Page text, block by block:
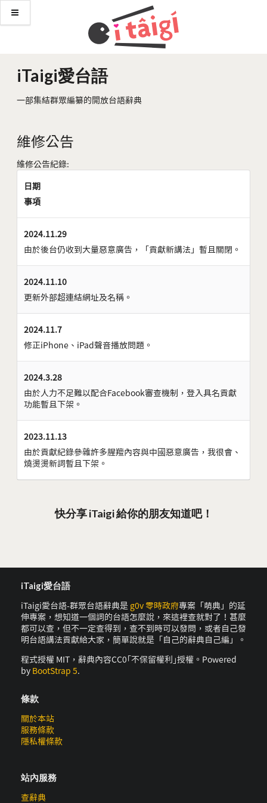
iTaigi愛台語
一部集結群眾編纂的開放台語辭典
維修公告
維修公告紀錄:
日期
事項
2024.11.29
由於後台仍收到大量惡意廣告，「貢獻新講法」暫且關閉。
2024.11.10
更新外部超連結網址及名稱。
2024.11.7
修正iPhone、iPad聲音播放問題。
2024.3.28
由於人力不足難以配合Facebook審查機制，登入具名貢獻
功能暫且下架。
2023.11.13
由於貢獻紀錄參雜許多腥羶內容與中國惡意廣告，我很會、
燒燙燙新詞暫且下架。
快分享 iTaigi 給你的朋友知道吧！
iTaigi愛台語
iTaigi愛台語-群眾台語辭典是 g0v 零時政府專案「萌典」的延
伸專案，想知道一個詞的台語怎麼說，來這裡查就對了！甚麼
都可以查，但不一定查得到，查不到時可以發問，或者自己發
明台語講法貢獻給大家，簡單說就是「自己的辭典自己編」。
程式授權 MIT，辭典內容CC0｢不保留權利｣授權。Powered
by BootStrap 5.
條款
關於本站
服務條款
隱私權條款
站內服務
查辭典